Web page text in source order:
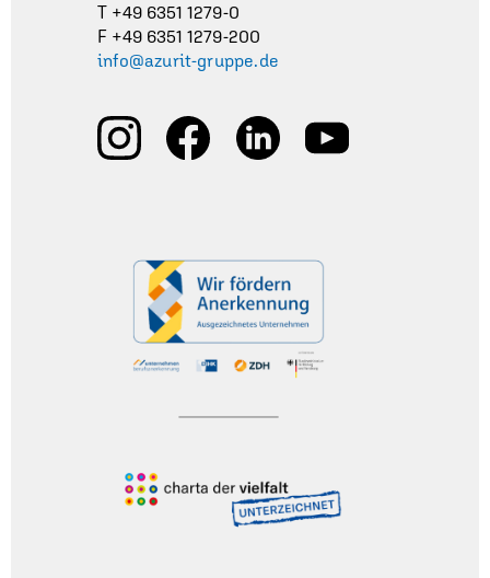
T +49 6351 1279-0
F +49 6351 1279-200
info@azurit-gruppe.de